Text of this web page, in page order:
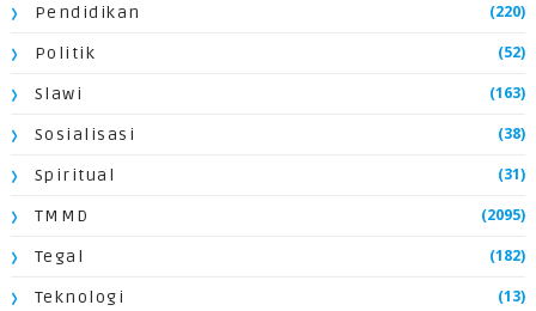
Pendidikan (220)
Politik (52)
Slawi (163)
Sosialisasi (38)
Spiritual (31)
TMMD (2095)
Tegal (182)
Teknologi (13)